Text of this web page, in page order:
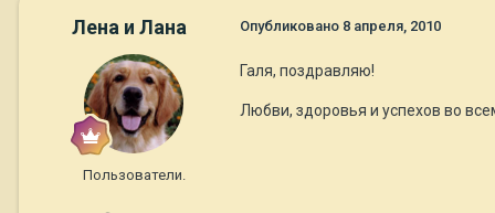
Лена и Лана
Пользователи.
Опубликовано 8 апреля, 2010
Галя, поздравляю!
Любви, здоровья и успехов во